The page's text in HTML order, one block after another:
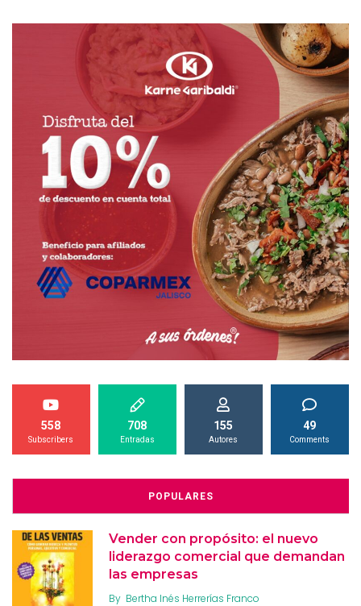
558
Subscribers
708
Entradas
155
Autores
49
Comments
POPULARES
Vender con propósito: el nuevo
liderazgo comercial que demandan
las empresas
By Bertha Inés Herrerías Franco